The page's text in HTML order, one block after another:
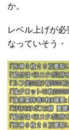
か。
レベル上げが
なっていそう・